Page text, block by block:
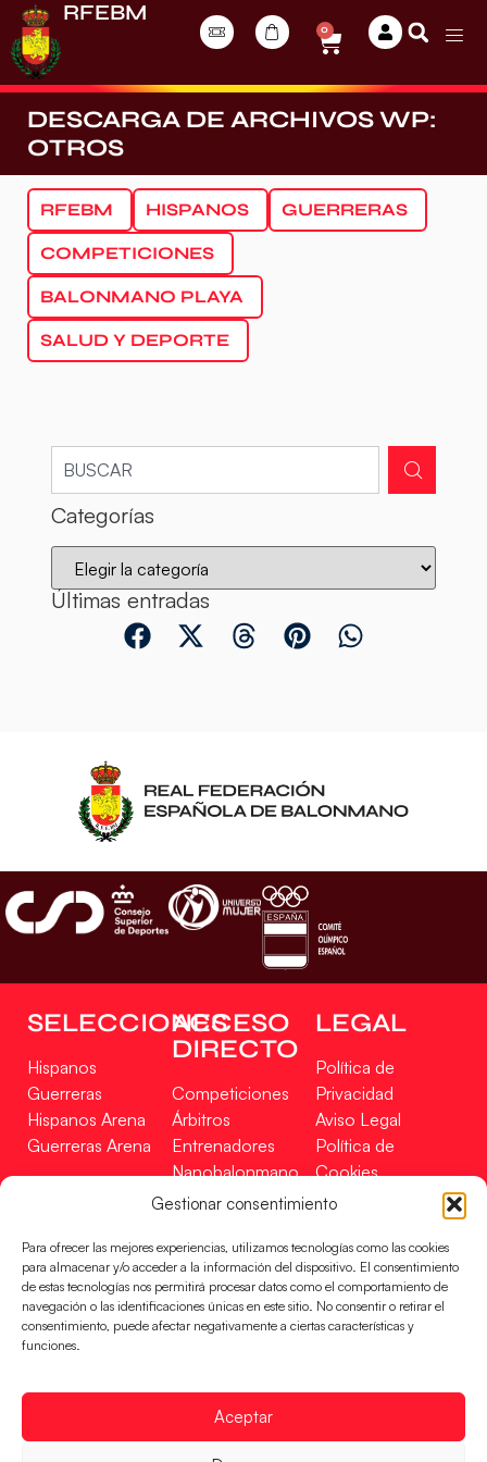
Gestionar consentimiento
Para ofrecer las mejores experiencias, utilizamos tecnologías como las cookies
para almacenar y/o acceder a la información del dispositivo. El consentimiento
de estas tecnologías nos permitirá procesar datos como el comportamiento de
navegación o las identificaciones únicas en este sitio. No consentir o retirar el
consentimiento, puede afectar negativamente a ciertas características y
funciones.
Aceptar
RFEBM
0
DESCARGA DE ARCHIVOS WP:
OTROS
RFEBM HISPANOS GUERRERAS
COMPETICIONES
BALONMANO PLAYA
SALUD Y DEPORTE
Categorías
Últimas entradas
SELECCIONES
Hispanos
Guerreras
Hispanos Arena
Guerreras Arena
ACCESO
DIRECTO
Competiciones
Árbitros
Entrenadores
Nanobalonmano
Tienda
LEGAL
Política de
Privacidad
Aviso Legal
Política de
Cookies
Mapa Web
Incidencias
CONTACTO
EN
FINANCIADO